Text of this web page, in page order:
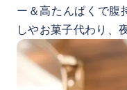
ー＆高たんぱくで腹
しやお菓子代わり、